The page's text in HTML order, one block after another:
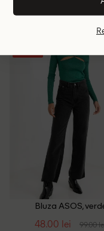
XL
Bluza ASOS,
48.00 lei 99.00